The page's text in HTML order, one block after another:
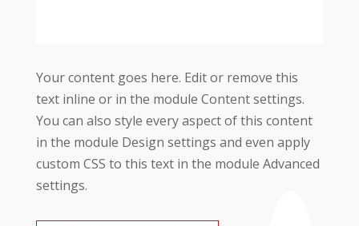
Your content goes here. Edit or remove this
text inline or in the module Content settings.
You can also style every aspect of this content
in the module Design settings and even apply
custom CSS to this text in the module Advanced
settings.